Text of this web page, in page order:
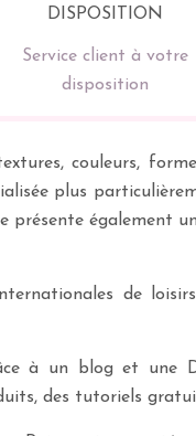
Service client à votre
disposition
couleurs,
plus
également
de
à un blog et une
des tutoriels